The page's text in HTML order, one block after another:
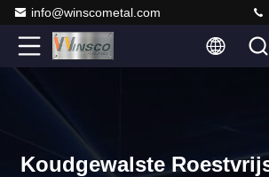
info@winscometal.com
Koudgewalste